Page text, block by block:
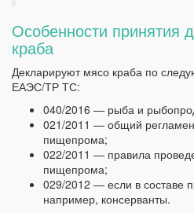
Особенности принятия
краба
Декларируют мясо краба по
ЕАЭС/ТР ТС:
040/2016 — рыба и
021/2011 — общий
пищепрома;
022/2011 — правила
пищепрома;
029/2012 — если в составе
например, консерванты.